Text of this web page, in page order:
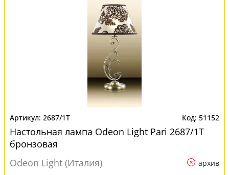
2687/1T 51152
Настольная лампа Odeon Light Pari 2687/1T
бронзовая
Odeon Light (Италия)
архив